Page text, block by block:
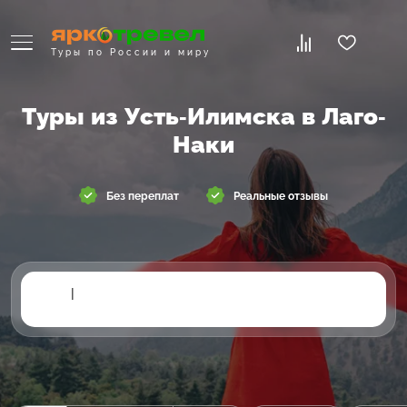
Туры по России и миру
Туры из Усть-Илимска в Лаго-
Наки
Без переплат Реальные отзывы
|